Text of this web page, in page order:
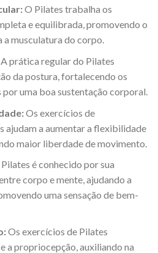
O Pilates trabalha os
e equilibrada, promovendo o
musculatura do corpo.
prática regular do Pilates
da postura, fortalecendo os
por uma boa sustentação corporal.
Os exercícios de
ajudam a aumentar a flexibilidade
maior liberdade de movimento.
é conhecido por sua
corpo e mente, ajudando a
uma sensação de bem-
Os exercícios de Pilates
a propriocepção, auxiliando na